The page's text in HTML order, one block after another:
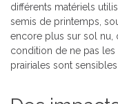
différents matériels
semis de printemps,
encore plus sur sol nu,
condition de ne pas
prairiales sont